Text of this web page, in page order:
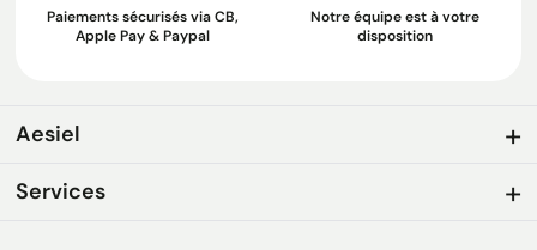
Paiements sécurisés via CB,
Apple Pay & Paypal
Notre équipe est à votre
disposition
Aesiel
Services